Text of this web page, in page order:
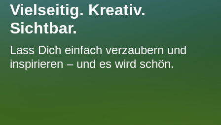
Vielseitig. Kreativ.
Sichtbar.
Lass Dich einfach verzaubern und
inspirieren – und es wird schön.